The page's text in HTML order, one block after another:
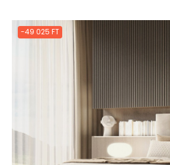
-49 025 FT